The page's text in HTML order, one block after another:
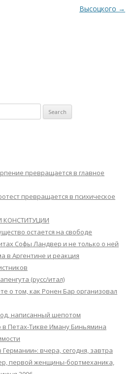
Высоцкого →
превращается в главное
превращается в психическое
КОНСТИТУЦИИ
остается на свободе
Софы Ландвер и не только о ней
в Аргентине и реакция
(русс/итал)
о том, как Ронен Бар организовал
написанный шепотом
в Петах-Тикве Иману Биньямина
вчера, сегодня, завтра
первой женщины-бортмеханика,